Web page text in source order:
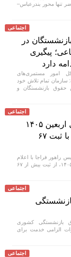
تنها محور بندرعباس–
اجتماعی
در
پیگیری
دارد
امور مستمری‌های
سازمان تمام تلاش خود
حقوق بازنشستگان و
اجتماعی
پایان طرح ترافیکی اربعین ۱۴۰۵
پلیس راهور فراجا با ثبت ۶۷
راهور فراجا با اعلام
پایان طرح ۲۰ روزه اربعین ۱۴۰۵، از ثبت بیش از ۶۷
اجتماعی
بازنشستگی کشوری
الزامی خدمت برای
اجتماعی